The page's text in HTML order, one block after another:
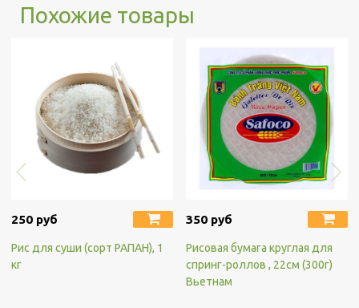
Похожие товары
250 руб
Рис для суши (сорт РАПАН), 1
кг
350 руб
Рисовая бумага круглая для
спринг-роллов , 22см (300г)
Вьетнам